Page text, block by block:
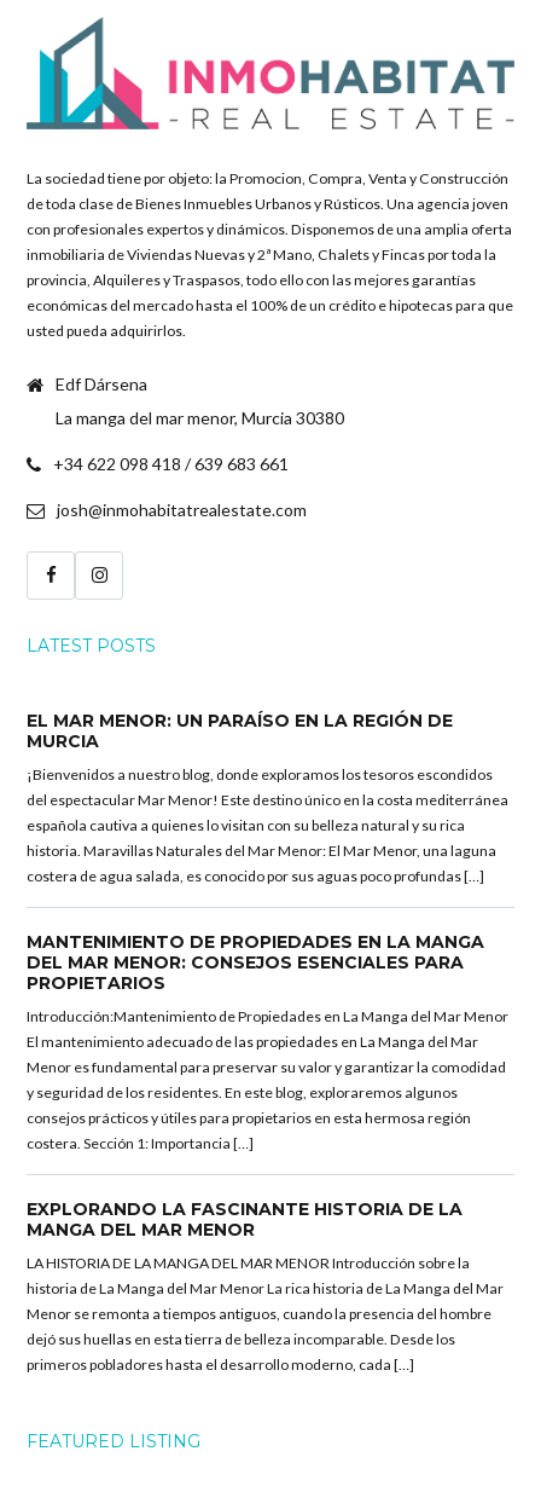
La sociedad tiene por objeto: la Promocion, Compra, Venta y Construcción
de toda clase de Bienes Inmuebles Urbanos y Rústicos. Una agencia joven
con profesionales expertos y dinámicos. Disponemos de una amplia oferta
inmobiliaria de Viviendas Nuevas y 2ª Mano, Chalets y Fincas por toda la
provincia, Alquileres y Traspasos, todo ello con las mejores garantías
económicas del mercado hasta el 100% de un crédito e hipotecas para que
usted pueda adquirirlos.
Edf Dársena
La manga del mar menor, Murcia 30380
+34 622 098 418 / 639 683 661
josh@inmohabitatrealestate.com
LATEST POSTS
EL MAR MENOR: UN PARAÍSO EN LA REGIÓN DE
MURCIA
¡Bienvenidos a nuestro blog, donde exploramos los tesoros escondidos
del espectacular Mar Menor! Este destino único en la costa mediterránea
española cautiva a quienes lo visitan con su belleza natural y su rica
historia. Maravillas Naturales del Mar Menor: El Mar Menor, una laguna
costera de agua salada, es conocido por sus aguas poco profundas […]
MANTENIMIENTO DE PROPIEDADES EN LA MANGA
DEL MAR MENOR: CONSEJOS ESENCIALES PARA
PROPIETARIOS
Introducción:Mantenimiento de Propiedades en La Manga del Mar Menor
El mantenimiento adecuado de las propiedades en La Manga del Mar
Menor es fundamental para preservar su valor y garantizar la comodidad
y seguridad de los residentes. En este blog, exploraremos algunos
consejos prácticos y útiles para propietarios en esta hermosa región
costera. Sección 1: Importancia […]
EXPLORANDO LA FASCINANTE HISTORIA DE LA
MANGA DEL MAR MENOR
LA HISTORIA DE LA MANGA DEL MAR MENOR Introducción sobre la
historia de La Manga del Mar Menor La rica historia de La Manga del Mar
Menor se remonta a tiempos antiguos, cuando la presencia del hombre
dejó sus huellas en esta tierra de belleza incomparable. Desde los
primeros pobladores hasta el desarrollo moderno, cada […]
FEATURED LISTING